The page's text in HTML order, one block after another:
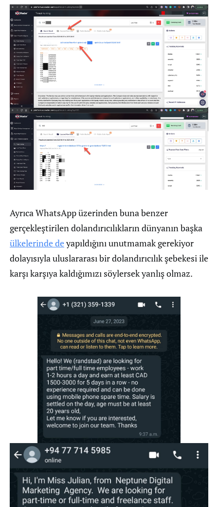
Ayrıca WhatsApp üzerinden buna benzer
gerçekleştirilen dolandırıcılıkların dünyanın başka
ülkelerinde deyapıldığını unutmamak gerekiyor
dolayısıyla uluslararası bir dolandırıcılık şebekesi ile
karşı karşıya kaldığımızı söylersek yanlış olmaz.